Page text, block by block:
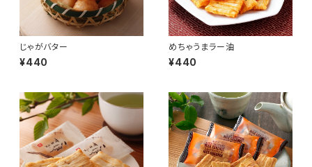
じゃがバター
¥440
めちゃうまラー油
¥440